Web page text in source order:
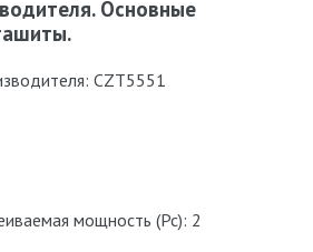
Основные
CZT5551
мощность (Pc): 2